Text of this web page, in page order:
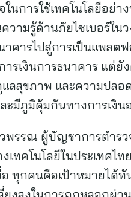
นการใช้เทคโนโลยีอย่า
วามรู้ด้านภัยไซเบอร์ใ
คารไปสู่การเป็นแพลต
รเงินการธนาคาร แต่
สุขภาพ และความปลอ
ะมีภูมิคุ้มกันทางการเงิน
พรรณ ผู้บัญชาการตำรว
เทคโนโลยีในประเทศไ
อ ทุกคนคือเป้าหมายได้